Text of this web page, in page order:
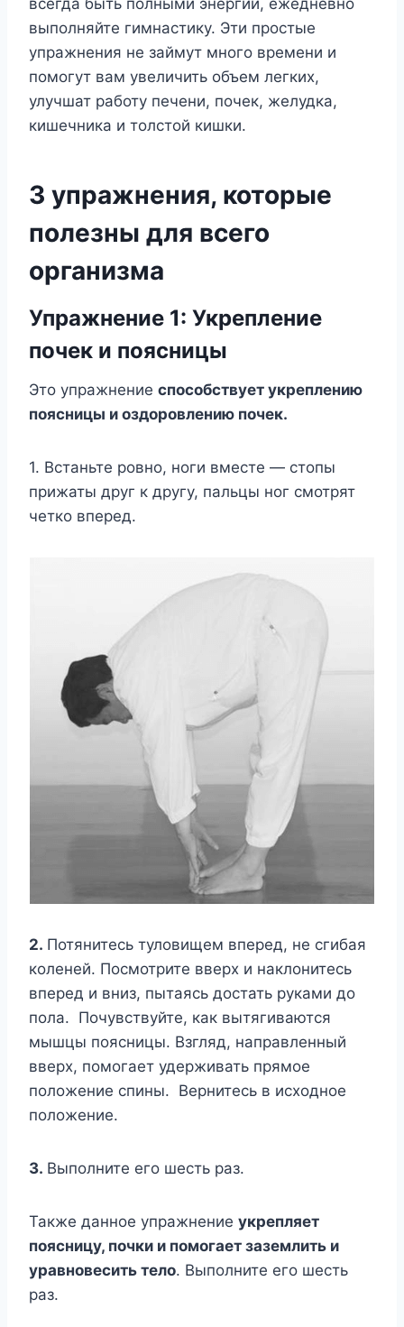
всегда быть полными энергии, ежедневно
выполняйте гимнастику. Эти простые
упражнения не займут много времени и
помогут вам увеличить объем легких,
улучшат работу печени, почек, желудка,
кишечника и толстой кишки.
3 упражнения, которые
полезны для всего
организма
Упражнение 1: Укрепление
почек и поясницы
Это упражнение способствует укреплению
поясницы и оздоровлению почек.
1. Встаньте ровно, ноги вместе — стопы
прижаты друг к другу, пальцы ног смотрят
четко вперед.
2. Потянитесь туловищем вперед, не сгибая
коленей. Посмотрите вверх и наклонитесь
вперед и вниз, пытаясь достать руками до
пола. Почувствуйте, как вытягиваются
мышцы поясницы. Взгляд, направленный
вверх, помогает удерживать прямое
положение спины. Вернитесь в исходное
положение.
3. Выполните его шесть раз.
Также данное упражнение укрепляет
поясницу, почки и помогает заземлить и
уравновесить тело. Выполните его шесть
раз.